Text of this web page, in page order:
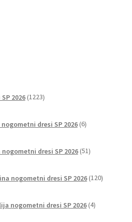
2026 1223izdelkov
dresi SP 2026 6izdelkov
dresi SP 2026 51izdelkov
nogometni dresi SP 2026 120izdelkov
nogometni dresi SP 2026 4izdelki